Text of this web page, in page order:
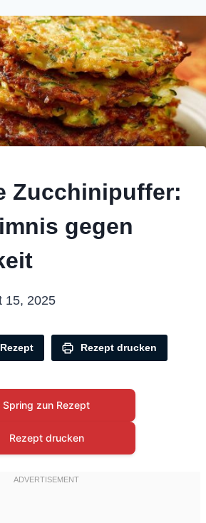
Zucchinipuffer:
gegen
15, 2025
Rezept drucken
Spring zun Rezept
Rezept drucken